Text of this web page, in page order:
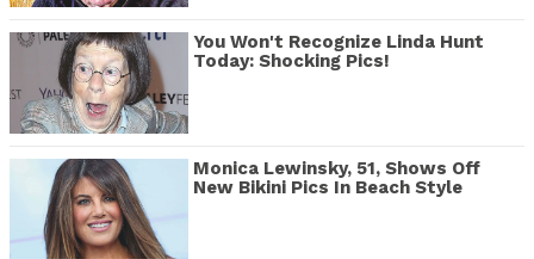
You Won't Recognize Linda Hunt
Today: Shocking Pics!
Monica Lewinsky, 51, Shows Off
New Bikini Pics In Beach Style